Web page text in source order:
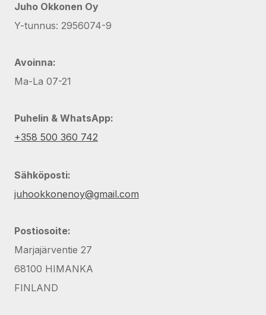
Juho Okkonen Oy
Y-tunnus: 2956074-9
Avoinna:
Ma-La 07-21
Puhelin & WhatsApp:
+358 500 360 742
Sähköposti:
juhookkonenoy@gmail.com
Postiosoite:
Marjajärventie 27
68100 HIMANKA
FINLAND